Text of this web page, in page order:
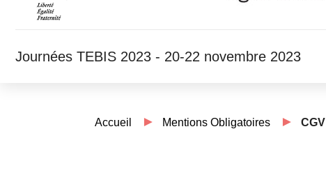
Journées TEBIS 2023 - 20-22 novembre 2023
Accueil Mentions Obligatoires CGV